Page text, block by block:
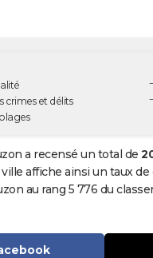
crimes et délits
a recensé un total de
affiche ainsi un taux
au rang 5 776 du